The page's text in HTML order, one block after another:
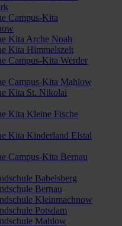
Campus-Kita
Kita Arche Noah
Kita Himmelszelt
Campus-Kita Werder
Campus-Kita Mahlow
Kita St. Nikolai
Kita Kleine Fische
Kita Kinderland Elstal
Campus-Kita Bernau
Babelsberg
Bernau
Kleinmachnow
Potsdam
Mahlow